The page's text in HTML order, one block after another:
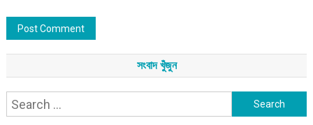
সংবাদ খুঁজুন
Search